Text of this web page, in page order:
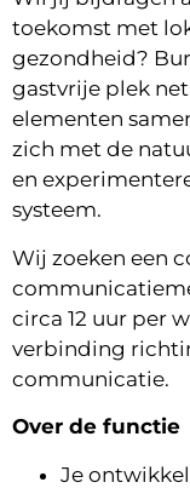
toekomst met
gezondheid?
gastvrije plek
elementen
zich met de
en
systeem.
Wij zoeken een
circa 12 uur per
verbinding
communicatie.
Over de functie
Je